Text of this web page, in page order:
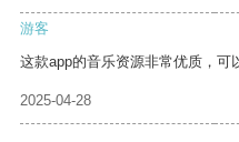
游客
这款app的音乐资源非常优质，可
2025-04-28